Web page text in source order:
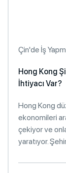
Çin'de İş
Hong Kong
İhtiyacı Var?
Hong Kong
ekonomileri
çekiyor ve
yaratıyor.